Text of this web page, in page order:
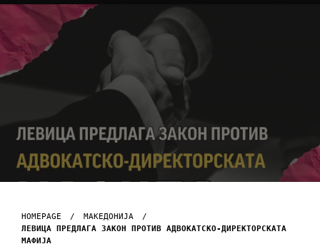
Интервју
HOMEPAGE
МАКЕДОНИЈА
ЛЕВИЦА ПРЕДЛАГА ЗАКОН ПРОТИВ АДВОКАТСКО-ДИРЕКТОРСКАТА
МАФИЈА